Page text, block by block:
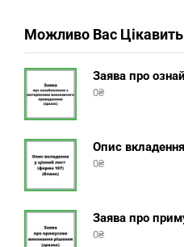
Можливо Вас Цікавить
0₴
0₴
0₴